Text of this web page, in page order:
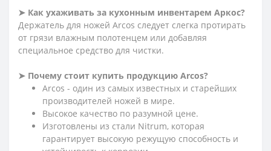
➤ Как ухаживать за кухонным инвентарем Аркос?
Держатель для ножей Arcos следует слегка протирать
от грязи влажным полотенцем или добавляя
специальное средство для чистки.
➤ Почему стоит купить продукцию Arcos?
Arcos - один из самых известных и старейших
производителей ножей в мире.
Высокое качество по разумной цене.
Изготовлены из стали Nitrum, которая
гарантирует высокую режущую способность и